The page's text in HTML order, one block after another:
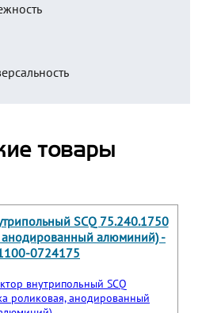
товары
SCQ 75.240.1750
анодированный алюминий) -
0724175